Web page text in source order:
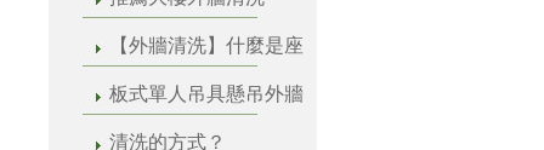
【外牆清洗】什麼是座
板式單人吊具懸吊外牆
清洗的方式？